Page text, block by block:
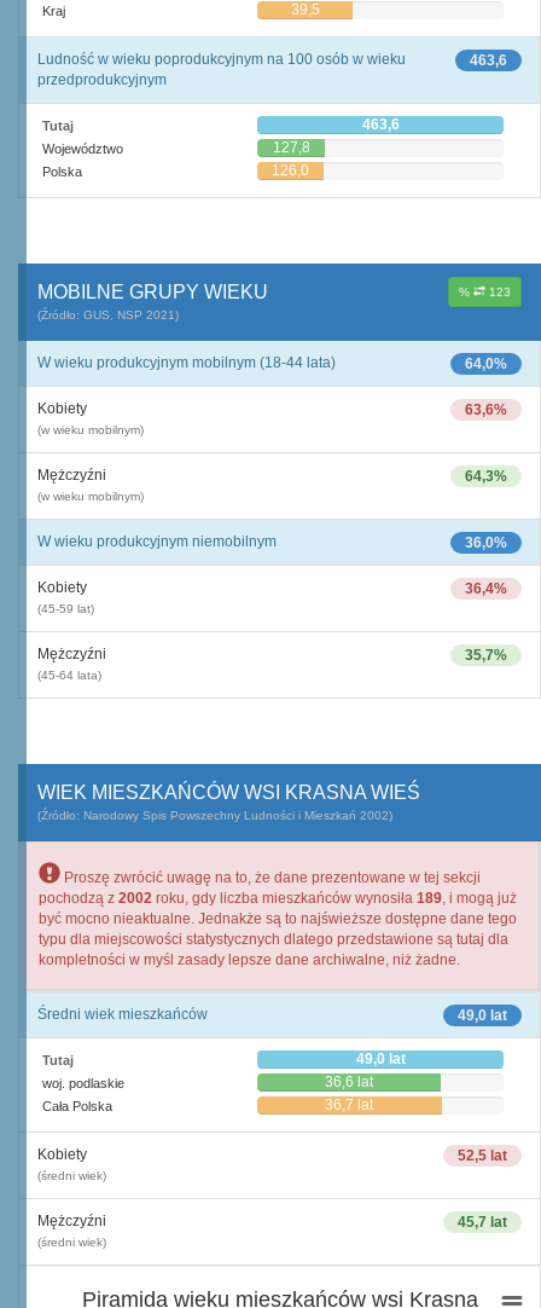
Kraj 39,5
463,6
Ludność w wieku poprodukcyjnym na 100 osób w wieku
przedprodukcyjnym
Tutaj 463,6
Województwo 127,8
Polska 126,0
% 123
MOBILNE GRUPY WIEKU
(Źródło: GUS, NSP 2021)
64,0%
W wieku produkcyjnym mobilnym (18-44 lata)
63,6%
Kobiety
(w wieku mobilnym)
64,3%
Mężczyźni
(w wieku mobilnym)
36,0%
W wieku produkcyjnym niemobilnym
36,4%
Kobiety
(45-59 lat)
35,7%
Mężczyźni
(45-64 lata)
WIEK MIESZKAŃCÓW WSI KRASNA WIEŚ
(Źródło: Narodowy Spis Powszechny Ludności i Mieszkań 2002)
Proszę zwrócić uwagę na to, że dane prezentowane w tej sekcji
pochodzą z 2002 roku, gdy liczba mieszkańców wynosiła 189, i mogą już
być mocno nieaktualne. Jednakże są to najświeższe dostępne dane tego
typu dla miejscowości statystycznych dlatego przedstawione są tutaj dla
kompletności w myśl zasady lepsze dane archiwalne, niż żadne.
49,0 lat
Średni wiek mieszkańców
Tutaj 49,0 lat
woj. podlaskie 36,6 lat
Cała Polska 36,7 lat
52,5 lat
Kobiety
(średni wiek)
45,7 lat
Mężczyźni
(średni wiek)
Piramida wieku mieszkańców wsi Krasna